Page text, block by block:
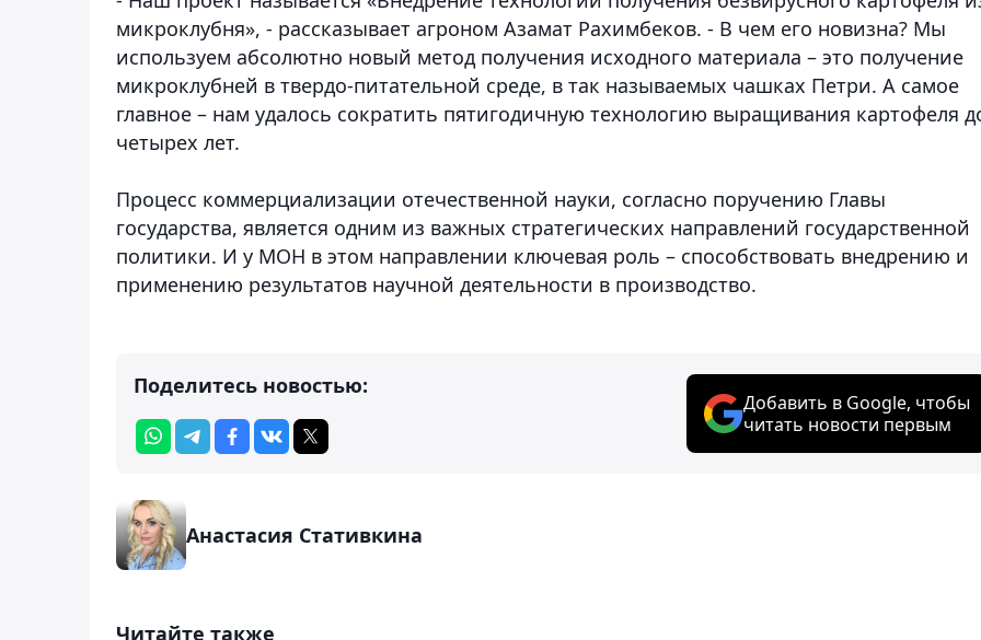
микроклубня», - рассказывает агроном Азамат Рахимбеков. - В чем его новизна? Мы
используем абсолютно новый метод получения исходного материала – это получение
микроклубней в твердо-питательной среде, в так называемых чашках Петри. А самое
главное – нам удалось сократить пятигодичную технологию выращивания картофеля
четырех лет.
Процесс коммерциализации отечественной науки, согласно поручению Главы
государства, является одним из важных стратегических направлений государственной
политики. И у МОН в этом направлении ключевая роль – способствовать внедрению и
применению результатов научной деятельности в производство.
Поделитесь новостью:
Добавить в Google, чтобы
читать новости первым
Анастасия Стативкина
Читайте также